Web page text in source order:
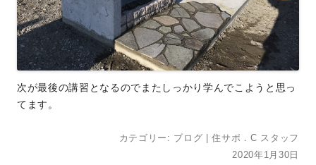
次が最後の講習となるのでまたしっかり学んでこようと思っ
てます。
カテゴリー: ブログ |住サポ．C スタッフ
2020年1月30日